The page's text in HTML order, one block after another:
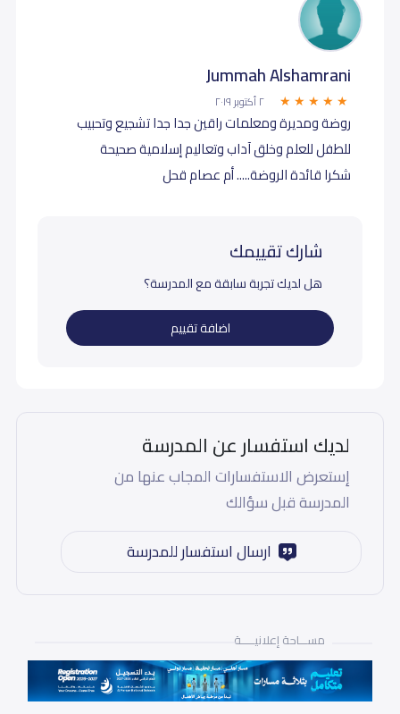
Jummah Alshamrani
٢ أكتوبر ٢٠١٩
روضة ومديرة ومعلمات راقين جدا جدا تشجيع وتحبيب
للطفل للعلم وخلق آداب وتعاليم إسلامية صحيحة
شكرا قائدة الروضة..... أم عصام قحل
شارك تقييمك
هل لديك تجربة سابقة مع المدرسة؟
اضافة تقييم
لديك استفسار عن المدرسة
إستعرض الاستفسارات المجاب عنها من
المدرسة قبل سؤالك
ارسال استفسار للمدرسة
مســـاحة إعلانيـــــة